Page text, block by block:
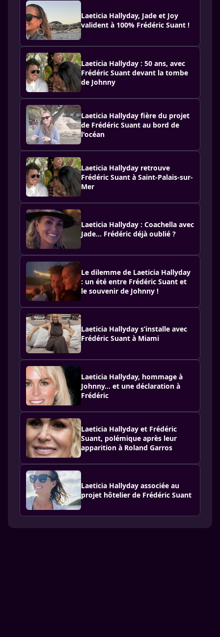
Laeticia Hallyday, Jade et Joy
valident à 100% Frédéric Suant !
Laeticia Hallyday : 50 ans, avec
Frédéric Suant devant la tombe
de Johnny
Laeticia Hallyday fière du projet
de Frédéric Suant au bord de
l'océan
Laeticia Hallyday retrouve
Frédéric Suant à Saint-Palais-sur-
Mer
Laeticia Hallyday : Coachella avec
Jade... Frédéric déjà oublié ?
Le dilemme de Laeticia Hallyday
: un été entre Frédéric Suant et
le souvenir de Johnny !
Laeticia Hallyday s’installe avec
Frédéric Suant à Miami
Laeticia Hallyday, hommage à
Johnny… et une déclaration à
Frédéric
Laeticia Hallyday et Frédéric
Suant, polémique après leur
apparition à Roland Garros
Laeticia Hallyday associée au
projet hôtelier de Frédéric Suant